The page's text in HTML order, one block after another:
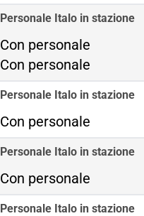
Personale Italo in stazione
Roma Termini
Con personale
Roma Tiburtina
Con personale
Personale Italo in stazione
Con personale
Personale Italo in stazione
Con personale
Personale Italo in stazione